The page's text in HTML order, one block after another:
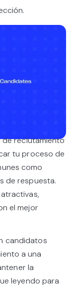
reclutamiento
tu proceso de
como
de respuesta.
el mejor
candidatos
a una
la
leyendo para